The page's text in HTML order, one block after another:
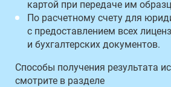
картой при передаче им
По расчетному счету для
с предоставлением всех
и бухгалтерских документов.
Способы получения результата
смотрите в разделе